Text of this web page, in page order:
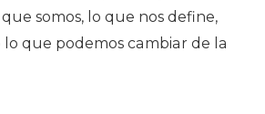
somos, lo que nos define,
que podemos cambiar de la